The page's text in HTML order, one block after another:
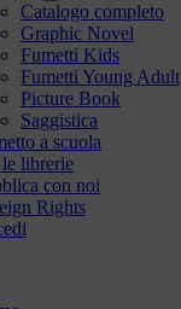
Catalogo completo
Graphic Novel
Fumetti Kids
Fumetti Young Adult
Picture Book
Saggistica
a scuola
le librerie
con noi
Rights